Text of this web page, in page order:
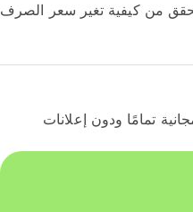
من كيفية تغير سعر الصرف
تمامًا ودون إعلانات